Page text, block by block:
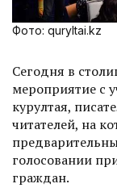
Фото: quryltai.kz
Сегодня в
мероприятие с
курултая,
читателей, на
голосовании
граждан.